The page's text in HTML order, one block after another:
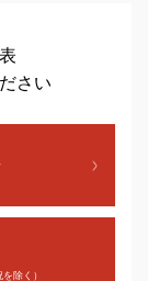
さい
除く）